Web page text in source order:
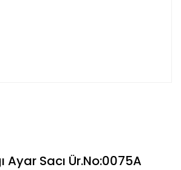
Ayar Sacı Ür.No:0075A